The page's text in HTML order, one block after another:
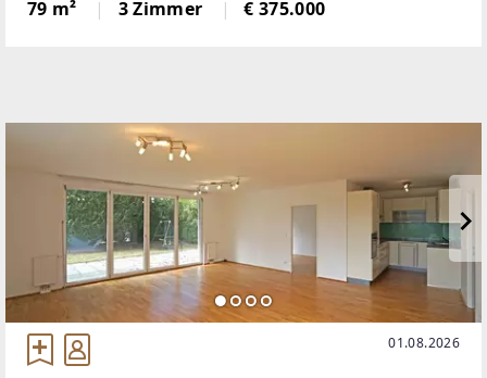
Schulen und Kindergärten liegen in unmittelbarer
79 m² 3 Zimmer € 375.000
01.08.2026